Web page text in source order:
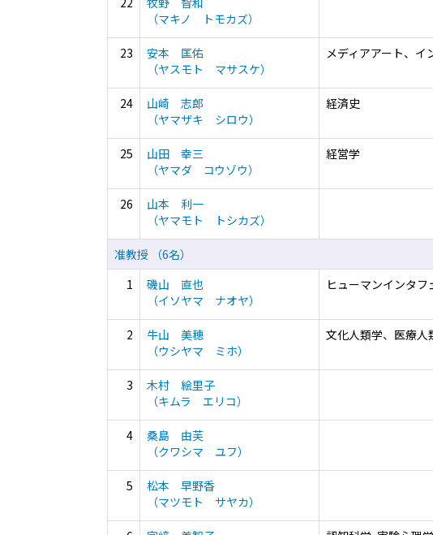
（マキノ トモカズ）
23
安本 匡佑
（ヤスモト マサスケ）
メディアアート、イ
24
山崎 志郎
（ヤマザキ シロウ）
経済史
25
山田 幸三
（ヤマダ コウゾウ）
経営学
26
山本 利一
（ヤマモト トシカズ）
准教授 （6名）
1
磯山 直也
（イソヤマ ナオヤ）
ヒューマンインタ
2
牛山 美穂
（ウシヤマ ミホ）
文化人類学、医療人
3
木村 絵里子
（キムラ エリコ）
4
桑島 由芙
（クワシマ ユフ）
5
松本 早野香
（マツモト サヤカ）